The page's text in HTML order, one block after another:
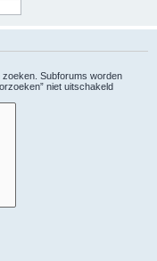
Subforums worden
niet uitschakeld